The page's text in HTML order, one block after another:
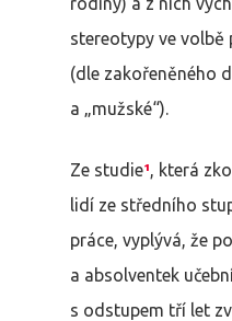
stereotypy ve volbě
(dle zakořeněného
a „mužské“).
Ze studie¹, která
lidí ze středního
práce, vyplývá, že
a absolventek
s odstupem tří let